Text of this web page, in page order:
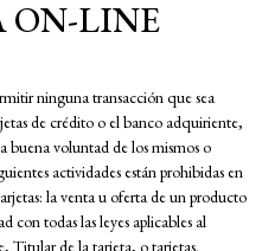
ON-LINE
ninguna transacción que sea
de crédito o el banco adquiriente,
buena voluntad de los mismos o
actividades están prohibidas en
la venta u oferta de un producto
con todas las leyes aplicables al
Titular de la tarjeta, o tarjetas.